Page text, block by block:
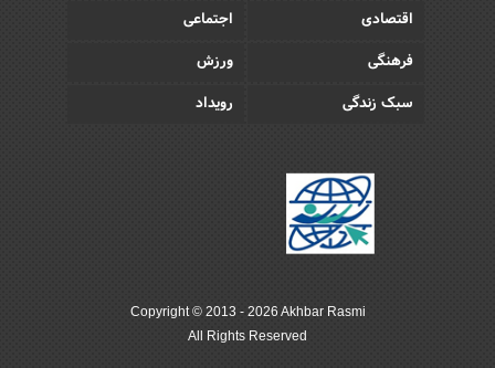
اقتصادی
اجتماعی
فرهنگی
ورزش
سبک زندگی
رویداد
Copyright © 2013 - 2026 Akhbar Rasmi
All Rights Reserved